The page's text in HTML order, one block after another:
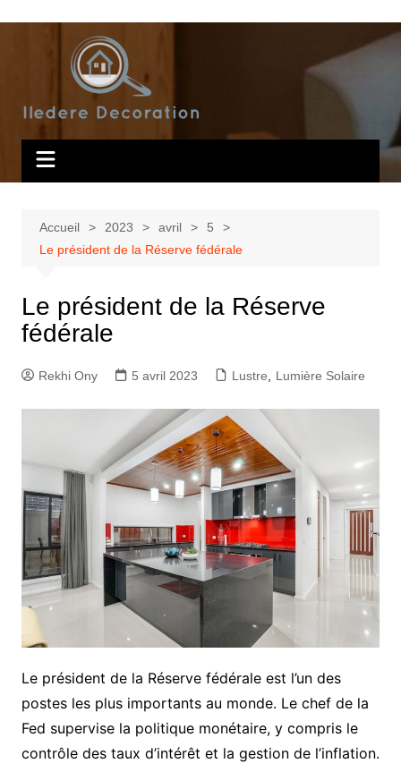
Accueil 2023 avril
5
Le président de la Réserve fédérale
Le président de la Réserve
fédérale
Rekhi Ony 5 avril 2023 Lustre Lumière Solaire
Le président de la Réserve fédérale est l’un des
postes les plus importants au monde. Le chef de la
Fed supervise la politique monétaire, y compris le
contrôle des taux d’intérêt et la gestion de l’inflation.